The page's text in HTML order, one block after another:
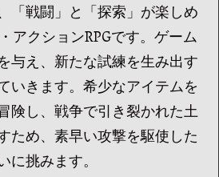
「戦闘」と「探索」が楽しめ
アクションRPGです。ゲーム
与え、新たな試練を生み出す
いきます。希少なアイテムを
険し、戦争で引き裂かれた土
ため、素早い攻撃を駆使した
に挑みます。